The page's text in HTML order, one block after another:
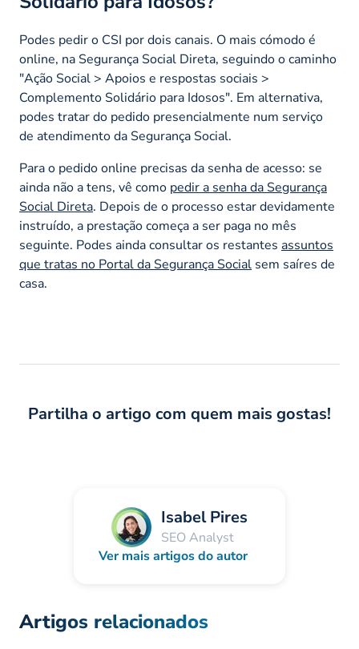
Podes pedir o CSI por dois canais. O mais cómodo é
online, na Segurança Social Direta, seguindo o caminho
"Ação Social > Apoios e respostas sociais >
Complemento Solidário para Idosos". Em alternativa,
podes tratar do pedido presencialmente num serviço
de atendimento da Segurança Social.
Para o pedido online precisas da senha de acesso: se
ainda não a tens, vê como pedir a senha da Segurança
Social Direta. Depois de o processo estar devidamente
instruído, a prestação começa a ser paga no mês
seguinte. Podes ainda consultar os restantes assuntos
que tratas no Portal da Segurança Social sem saíres de
casa.
Partilha o artigo com quem mais gostas!
Isabel Pires
SEO Analyst
Ver mais artigos do autor
Artigos relacionados